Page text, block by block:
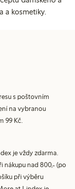
a kosmetiky.
s poštovním
na vybranou
99 Kč.
je vždy zdarma.
nákupu nad 800,- (po
při výběru